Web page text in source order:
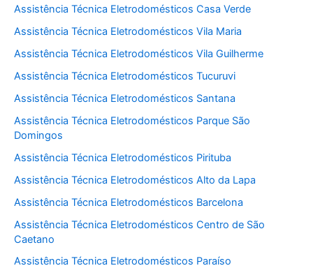
Assistência Técnica Eletrodomésticos Casa Verde
Assistência Técnica Eletrodomésticos Vila Maria
Assistência Técnica Eletrodomésticos Vila Guilherme
Assistência Técnica Eletrodomésticos Tucuruvi
Assistência Técnica Eletrodomésticos Santana
Assistência Técnica Eletrodomésticos Parque São
Domingos
Assistência Técnica Eletrodomésticos Pirituba
Assistência Técnica Eletrodomésticos Alto da Lapa
Assistência Técnica Eletrodomésticos Barcelona
Assistência Técnica Eletrodomésticos Centro de São
Caetano
Assistência Técnica Eletrodomésticos Paraíso